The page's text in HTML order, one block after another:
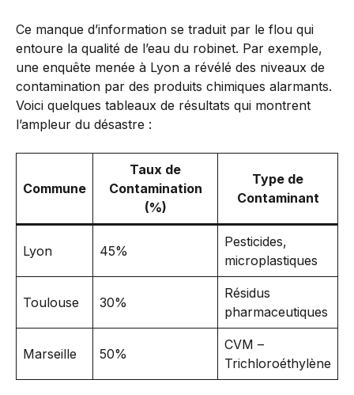
Ce manque d’information se traduit par le flou qui
entoure la qualité de l’eau du robinet. Par exemple,
une enquête menée à Lyon a révélé des niveaux de
contamination par des produits chimiques alarmants.
Voici quelques tableaux de résultats qui montrent
l’ampleur du désastre :
Commune
Taux de
Contamination
(%)
Type de
Contaminant
Lyon 45%
Pesticides,
microplastiques
Toulouse 30%
Résidus
pharmaceutiques
Marseille 50%
CVM –
Trichloroéthylène